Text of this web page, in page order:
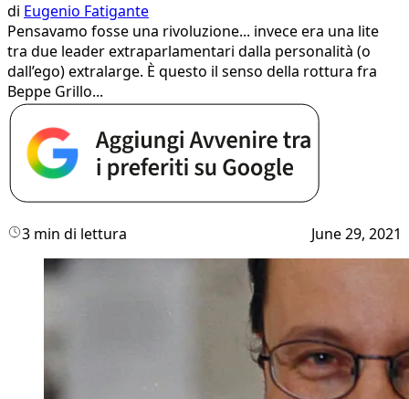
di Eugenio Fatigante
Pensavamo fosse una rivoluzione... invece era una lite
tra due leader extraparlamentari dalla personalità (o
dall’ego) extralarge. È questo il senso della rottura fra
Beppe Grillo...
3 min di lettura June 29, 2021